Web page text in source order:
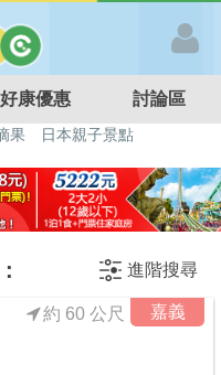
好康優惠 討論區
果
日本親子景點
: 進階搜尋
嘉義
約 60 公尺